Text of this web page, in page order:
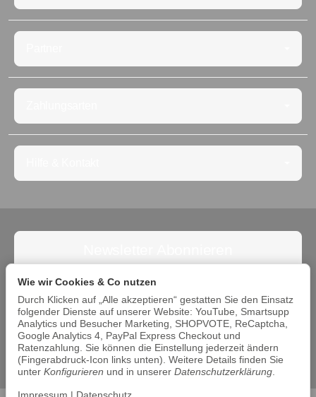
keine Angebote. Die Abmeldung ist jederzeit möglich.
Abonnieren
Bitte beachten Sie unsere Datenschutzerklärung
Wie wir Cookies & Co nutzen
Durch Klicken auf „Alle akzeptieren“ gestatten Sie den Einsatz
folgender Dienste auf unserer Website: YouTube, Smartsupp
Analytics und Besucher Marketing, SHOPVOTE, ReCaptcha,
Google Analytics 4, PayPal Express Checkout und
Ratenzahlung. Sie können die Einstellung jederzeit ändern
(Fingerabdruck-Icon links unten). Weitere Details finden Sie
unter Konfigurieren und in unserer Datenschutzerklärung.